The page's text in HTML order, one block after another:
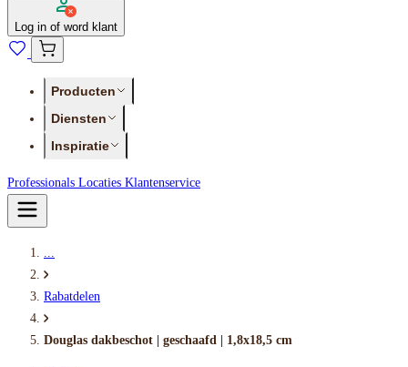
Log in of word klant
Producten
Diensten
Inspiratie
Professionals Locaties Klantenservice
...
Rabatdelen
Douglas dakbeschot | geschaafd | 1,8x18,5 cm